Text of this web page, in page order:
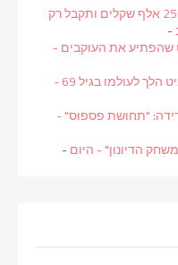
"זאת אראלה ממפעל הפיס. זכית ב־250 אלף שקלים ותקבל רק
-
שהפתיע את העוקבים -
המפיק המוזיקלי הבריטי ויליאם אורביט הלך לעולמו בגיל 69 -
"תחושת פספוס" -
הדיונון" - היום-